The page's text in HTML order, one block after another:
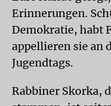
Erinnerungen.
Demokratie, habt
appellieren sie an
Jugendtags.
Rabbiner Skorka,